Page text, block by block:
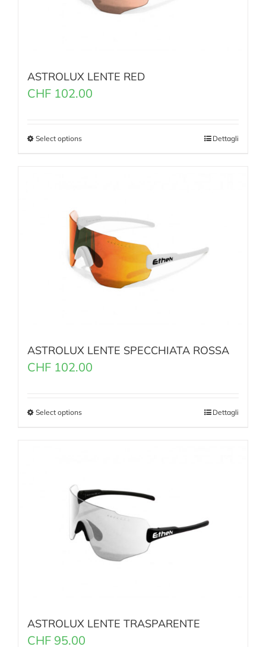
ASTROLUX LENTE RED
CHF 102.00
Select options Dettagli
ASTROLUX LENTE SPECCHIATA ROSSA
CHF 102.00
Select options Dettagli
ASTROLUX LENTE TRASPARENTE
CHF 95.00